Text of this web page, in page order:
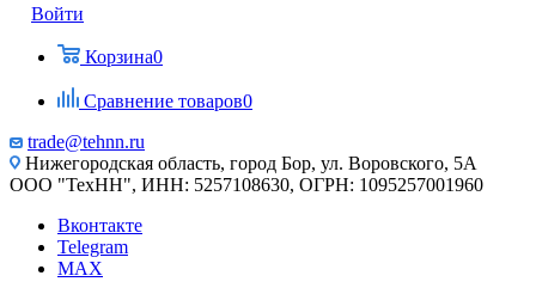
Войти
Корзина0
Сравнение товаров0
trade@tehnn.ru
Нижегородская область, город Бор, ул. Воровского, 5А
ООО "ТехНН", ИНН: 5257108630, ОГРН: 1095257001960
Вконтакте
Telegram
MAX